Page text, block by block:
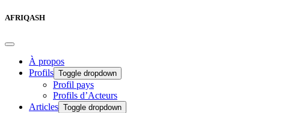
AFRIQASH
À propos
Profils Toggle dropdown
Profil pays
Profils d’Acteurs
Articles Toggle dropdown